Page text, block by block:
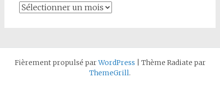
ARCHIVES
Fièrement propulsé parWordPress
Thème Radiate par
ThemeGrill.